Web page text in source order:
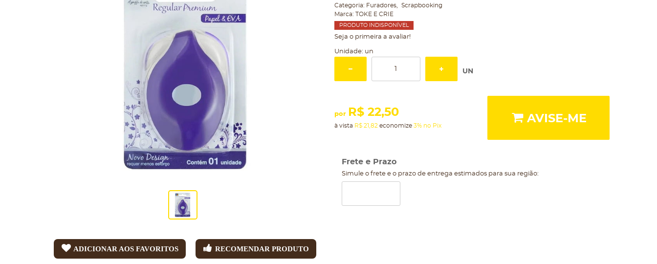
ADICIONAR AOS FAVORITOS RECOMENDAR PRODUTO
Categoria: Furadores
Scrapbooking
Marca: TOKE E CRIE
PRODUTO INDISPONÍVEL
Seja o primeira a avaliar!
Unidade: un
UN
por R$ 22,50
à vista R$ 21,82 economize 3% no Pix
AVISE-ME
Frete e Prazo
Simule o frete e o prazo de entrega estimados para sua região: